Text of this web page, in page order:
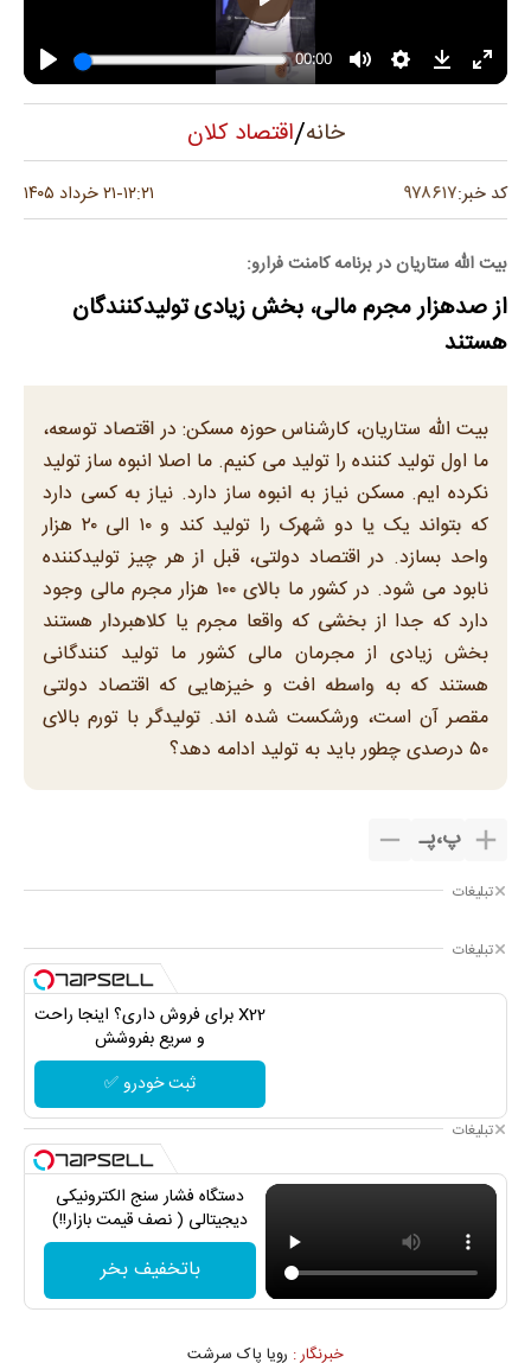
خانه/اقتصاد کلان
کد خبر:۹۷۸۶۱۷ ۱۲:۲۱-۲۱ خرداد ۱۴۰۵
بیت الله ستاریان در برنامه کامنت فرارو:
از صدهزار مجرم مالی، بخش زیادی تولیدکنندگان
هستند
بیت الله ستاریان، کارشناس حوزه مسکن: در اقتصاد توسعه،
ما اول تولید کننده را تولید می کنیم. ما اصلا انبوه ساز تولید
نکرده ایم. مسکن نیاز به انبوه ساز دارد. نیاز به کسی دارد
که بتواند یک یا دو شهرک را تولید کند و ۱۰ الی ۲۰ هزار
واحد بسازد. در اقتصاد دولتی، قبل از هر چیز تولیدکننده
نابود می شود. در کشور ما بالای ۱۰۰ هزار مجرم مالی وجود
دارد که جدا از بخشی که واقعا مجرم یا کلاهبردار هستند
بخش زیادی از مجرمان مالی کشور ما تولید کنندگانی
هستند که به واسطه افت و خیزهایی که اقتصاد دولتی
مقصر آن است، ورشکست شده اند. تولیدگر با تورم بالای
۵۰ درصدی چطور باید به تولید ادامه دهد؟
پ،پـ
تبلیغات
تبلیغات
X22 برای فروش داری؟ اینجا راحت
و سریع بفروشش
ثبت خودرو ✅
تبلیغات
دستگاه فشار سنج الکترونیکی
دیجیتالی ( نصف قیمت بازار!!)
باتخفیف بخر
خبرنگار : رویا پاک سرشت